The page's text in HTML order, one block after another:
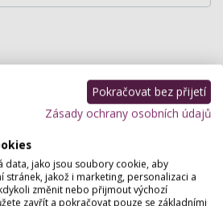
Pokračovat bez přijetí
Zásady ochrany osobních údajů
data, jako jsou soubory cookie, aby
stránek, jakož i marketing, personalizaci a
změnit nebo přijmout výchozí
zavřít a pokračovat pouze se základními